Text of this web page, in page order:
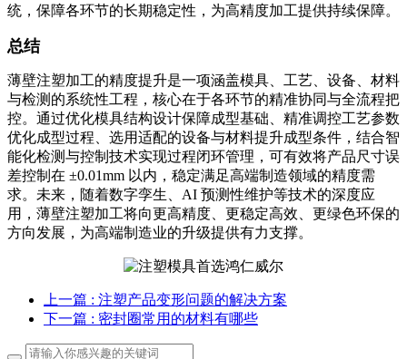
统，保障各环节的长期稳定性，为高精度加工提供持续保障。
总结
薄壁注塑加工的精度提升是一项涵盖模具、工艺、设备、材料
与检测的系统性工程，核心在于各环节的精准协同与全流程把
控。通过优化模具结构设计保障成型基础、精准调控工艺参数
优化成型过程、选用适配的设备与材料提升成型条件，结合智
能化检测与控制技术实现过程闭环管理，可有效将产品尺寸误
差控制在 ±0.01mm 以内，稳定满足高端制造领域的精度需
求。未来，随着数字孪生、AI 预测性维护等技术的深度应
用，薄壁注塑加工将向更高精度、更稳定高效、更绿色环保的
方向发展，为高端制造业的升级提供有力支撑。
上一篇 : 注塑产品变形问题的解决方案
下一篇 : 密封圈常用的材料有哪些